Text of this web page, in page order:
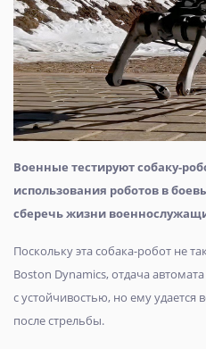
Военные тестируют собаку-
использования роботов в
сберечь жизни
Поскольку эта собака-робот не
Boston Dynamics, отдача
с устойчивостью, но ему удается
после стрельбы.